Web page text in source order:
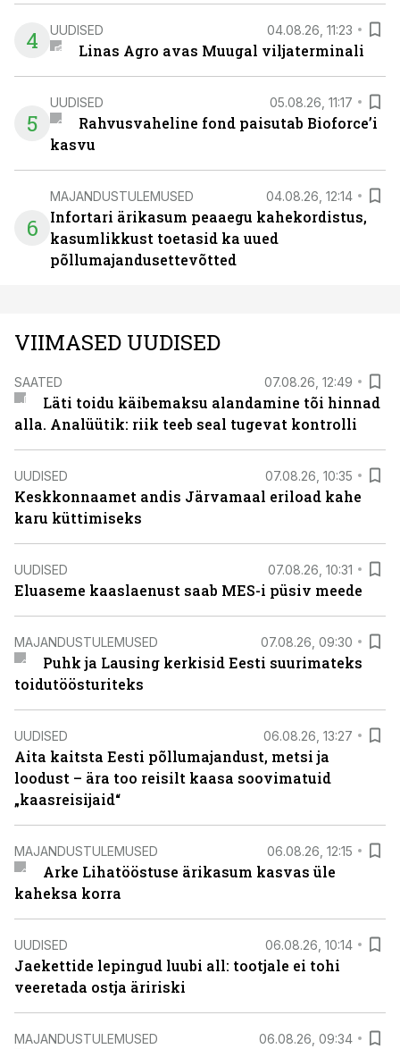
4 UUDISED 04.08.26, 11:23
Linas Agro avas Muugal viljaterminali
5
UUDISED 05.08.26, 11:17
Rahvusvaheline fond paisutab Bioforce’i
kasvu
6
MAJANDUSTULEMUSED 04.08.26, 12:14
Infortari ärikasum peaaegu kahekordistus,
kasumlikkust toetasid ka uued
põllumajandusettevõtted
VIIMASED UUDISED
SAATED 07.08.26, 12:49
Läti toidu käibemaksu alandamine tõi hinnad
alla. Analüütik: riik teeb seal tugevat kontrolli
UUDISED 07.08.26, 10:35
Keskkonnaamet andis Järvamaal eriload kahe
karu küttimiseks
UUDISED 07.08.26, 10:31
Eluaseme kaaslaenust saab MES-i püsiv meede
MAJANDUSTULEMUSED 07.08.26, 09:30
Puhk ja Lausing kerkisid Eesti suurimateks
toidutöösturiteks
UUDISED 06.08.26, 13:27
Aita kaitsta Eesti põllumajandust, metsi ja
loodust – ära too reisilt kaasa soovimatuid
„kaasreisijaid“
MAJANDUSTULEMUSED 06.08.26, 12:15
Arke Lihatööstuse ärikasum kasvas üle
kaheksa korra
UUDISED 06.08.26, 10:14
Jaekettide lepingud luubi all: tootjale ei tohi
veeretada ostja äririski
MAJANDUSTULEMUSED 06.08.26, 09:34